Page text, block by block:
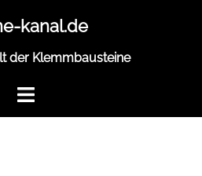
kanal.de
der Klemmbausteine